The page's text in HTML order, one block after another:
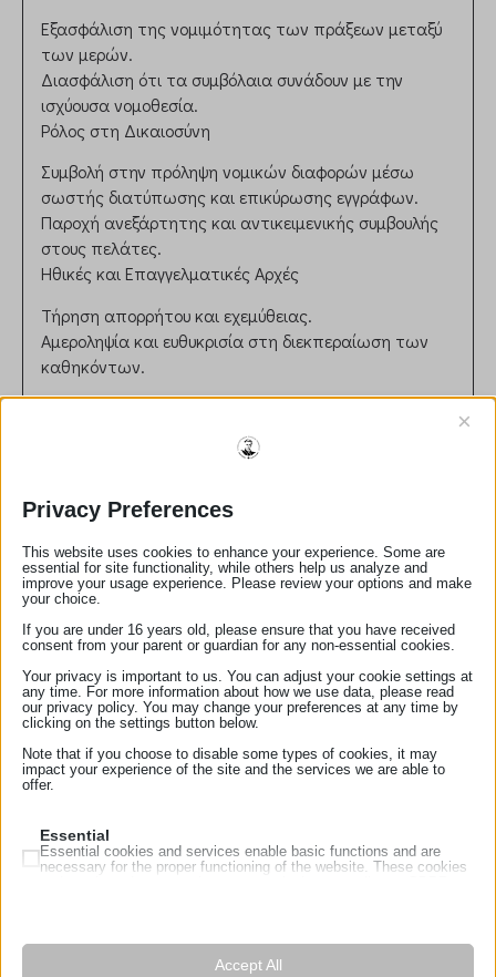
Εξασφάλιση της νομιμότητας των πράξεων μεταξύ
των μερών.
Διασφάλιση ότι τα συμβόλαια συνάδουν με την
ισχύουσα νομοθεσία.
Ρόλος στη Δικαιοσύνη
Συμβολή στην πρόληψη νομικών διαφορών μέσω
σωστής διατύπωσης και επικύρωσης εγγράφων.
Παροχή ανεξάρτητης και αντικειμενικής συμβουλής
στους πελάτες.
Ηθικές και Επαγγελματικές Αρχές
Τήρηση απορρήτου και εχεμύθειας.
Αμεροληψία και ευθυκρισία στη διεκπεραίωση των
καθηκόντων.
15zafiropouloskostas65@gmail.com7
zafiropouloskostas65@gmail.com
ιστοσελίδα:
Διατηρεί το Αρχείο
1) Οικονομόπουλος Γεώργιος
2) Οικονομόπουλος Γεώργιος
4) Ζιάννης Ηλίας
Privacy Preferences
×
This website uses cookies to enhance your experience. Some are
essential for site functionality, while others help us analyze and
improve your usage experience. Please review your options and make
your choice.
If you are under 16 years old, please ensure that you have received
consent from your parent or guardian for any non-essential cookies.
Your privacy is important to us. You can adjust your cookie settings at
any time. For more information about how we use data, please read
our privacy policy. You may change your preferences at any time by
clicking on the settings button below.
Note that if you choose to disable some types of cookies, it may
impact your experience of the site and the services we are able to
offer.
Essential
Essential cookies and services enable basic functions and are
necessary for the proper functioning of the website. These cookies
Statistics cookies collect usage information, enabling us to gain
insights into how our visitors interact with our website.
Accept All